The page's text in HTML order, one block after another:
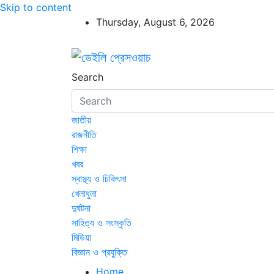
Skip to content
Thursday, August 6, 2026
ডেইলি প্রেসওয়াচ
ডেইলি প্রেসওয়াচ মুক্তিযুদ্ধের চেতনায় উদ্বুদ্ধ
Search
জাতীয়
রাজনীতি
শিক্ষা
খবর
স্বাস্থ্য ও চিকিৎসা
খেলাধুলা
দুর্ঘটনা
সাহিত্য ও সংস্কৃতি
মিডিয়া
বিজ্ঞান ও প্রযুক্তি
Home